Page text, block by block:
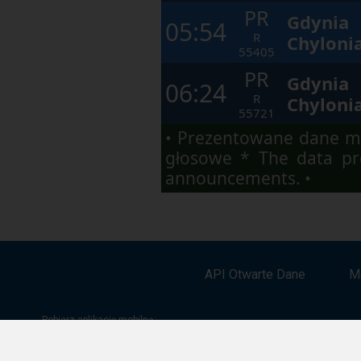
05:54
PR
R
55405
Gdynia
06:24
PR
R
55721
Gdynia
• Prezentowane dane
głosowe * The data
announcements. •
API Otwarte Dane
Pobierz aplikację mobilną: